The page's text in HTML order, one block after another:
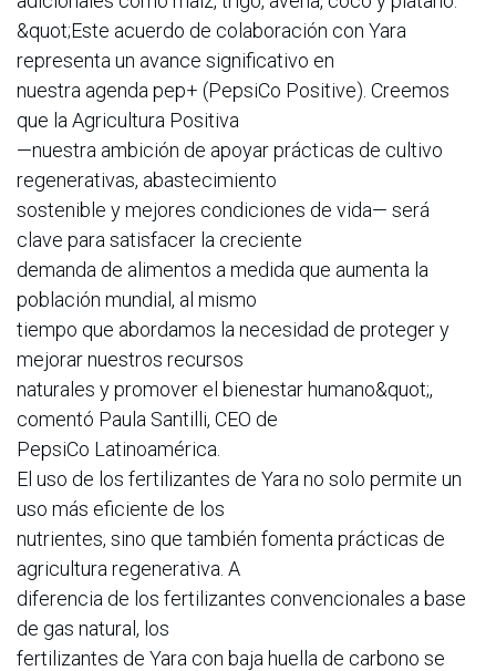
&quot;Este acuerdo de colaboración con Yara
representa un avance significativo en
nuestra agenda pep+ (PepsiCo Positive). Creemos
que la Agricultura Positiva
—nuestra ambición de apoyar prácticas de cultivo
regenerativas, abastecimiento
sostenible y mejores condiciones de vida— será
clave para satisfacer la creciente
demanda de alimentos a medida que aumenta la
población mundial, al mismo
tiempo que abordamos la necesidad de proteger y
mejorar nuestros recursos
naturales y promover el bienestar humano&quot;,
comentó Paula Santilli, CEO de
PepsiCo Latinoamérica.
El uso de los fertilizantes de Yara no solo permite un
uso más eficiente de los
nutrientes, sino que también fomenta prácticas de
agricultura regenerativa. A
diferencia de los fertilizantes convencionales a base
de gas natural, los
fertilizantes de Yara con baja huella de carbono se